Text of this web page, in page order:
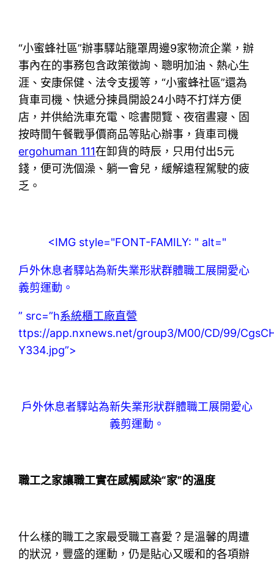
“小蜜蜂社區”辦事驛站籠罩周邊9家物流企業，辦
事內在的事務包含政策徵詢、聰明加油、熱心生
涯、安康保健、法令支援等，“小蜜蜂社區”還為
貨車司機、快遞分揀員開設24小時不打烊方便
店，并供給洗車充電、唸書閱覽、夜宿晝寢、固
按時間午餐戰爭價商品等貼心辦事，貨車司機
ergohuman 111在卸貨的時辰，只用付出5元
錢，便可洗個澡、躺一會兒，緩解遠程駕駛的疲
乏。
<IMG style="FONT-FAMILY: " alt="
戶外休息者驛站為新失業形狀群體職工展開愛心
義剪運動。
” src=”h系統櫃工廠直營
ttps://app.nxnews.net/group3/M00/CD/99/
Y334.jpg”>
戶外休息者驛站為新失業形狀群體職工展開愛心
義剪運動。
職工之家讓職工實在感觸感染“家”的溫度
什么樣的職工之家最受職工喜愛？是溫馨的周遭
的狀況，豐盛的運動，仍是貼心又暖和的各項辦